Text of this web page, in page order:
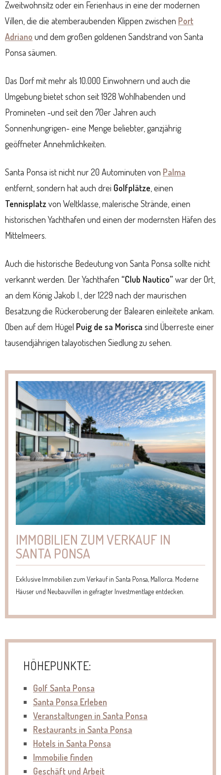
Zweitwohnsitz oder ein Ferienhaus in eine der modernen
Villen, die die atemberaubenden Klippen zwischen Port
Adriano und dem großen goldenen Sandstrand von Santa
Ponsa säumen.
Das Dorf mit mehr als 10.000 Einwohnern und auch die
Umgebung bietet schon seit 1928 Wohlhabenden und
Promineten -und seit den 70er Jahren auch
Sonnenhungrigen- eine Menge beliebter, ganzjährig
geöffneter Annehmlichkeiten.
Santa Ponsa ist nicht nur 20 Autominuten von Palma
entfernt, sondern hat auch drei Golfplätze , einen
Tennisplatzvon Weltklasse, malerische Strände, einen
historischen Yachthafen und einen der modernsten Häfen des
Mittelmeers.
Auch die historische Bedeutung von Santa Ponsa sollte nicht
verkannt werden. Der Yachthafen “Club Nautico” war der Ort,
an dem König Jakob I., der 1229 nach der maurischen
Besatzung die Rückeroberung der Balearen einleitete ankam.
Oben auf dem Hügel Puig de sa Morisca sind Überreste einer
tausendjährigen talayotischen Siedlung zu sehen.
IMMOBILIEN ZUM VERKAUF IN
SANTA PONSA
Exklusive Immobilien zum Verkauf in Santa Ponsa, Mallorca. Moderne
Häuser und Neubauvillen in gefragter Investmentlage entdecken.
HÖHEPUNKTE:
Golf Santa Ponsa
Santa Ponsa Erleben
Veranstaltungen in Santa Ponsa
Restaurants in Santa Ponsa
Hotels in Santa Ponsa
Immobilie finden
Geschäft und Arbeit